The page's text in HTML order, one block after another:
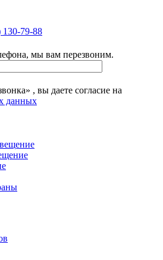
130-79-88
мы вам перезвоним.
, вы даете согласие на
данных